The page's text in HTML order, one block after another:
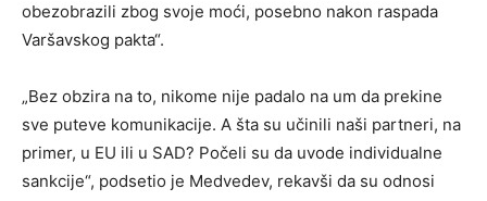
obezobrazili zbog svoje moći, posebno nakon raspada
Varšavskog pakta“.
„Bez obzira na to, nikome nije padalo na um da prekine
sve puteve komunikacije. A šta su učinili naši partneri, na
primer, u EU ili u SAD? Počeli su da uvode individualne
sankcije“, podsetio je Medvedev, rekavši da su odnosi